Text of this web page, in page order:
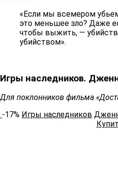
«Если мы всемером
это меньшее зло? Даже
чтобы выжить, —
убийством».
Игры наследников.
Для поклонников фильма
-17% Игры наследников